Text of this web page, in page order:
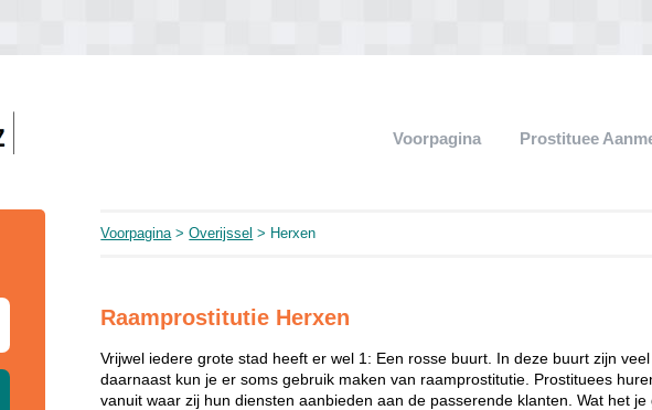
Voorpagina Prostituee
Voorpagina>Overijssel > Herxen
Raamprostitutie Herxen
Vrijwel iedere grote stad heeft er wel 1: Een rosse buurt. In deze buurt zijn
daarnaast kun je er soms gebruik maken van raamprostitutie. Prostituees
vanuit waar zij hun diensten aanbieden aan de passerende klanten. Wat het